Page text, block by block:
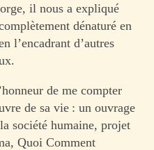
il nous a expliqué
dénaturé en
l’encadrant d’autres
de me compter
de sa vie : un ouvrage
société humaine, projet
Quoi Comment